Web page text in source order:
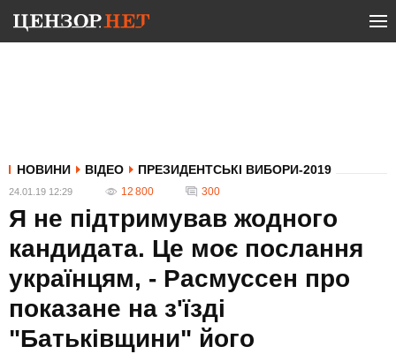
НОВИНИ ВІДЕО ПРЕЗИДЕНТСЬКІ ВИБОРИ-2019
24.01.19 12:29 12 800 300
Я не підтримував жодного
кандидата. Це моє послання
українцям, - Расмуссен про
показане на з'їзді
"Батьківщини" його